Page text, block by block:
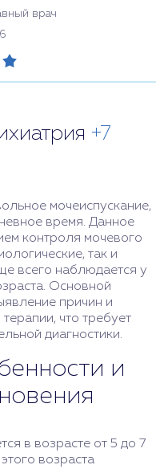
врач
+7
мочеиспускание,
время. Данное
контроля мочевого
так и
всего наблюдается у
Основной
причин и
что требует
диагностики.
и
в возрасте от 5 до 7
возраста